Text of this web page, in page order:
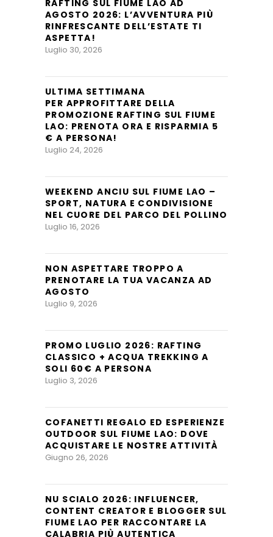
RAFTING SUL FIUME LAO AD
AGOSTO 2026: L’AVVENTURA PIÙ
RINFRESCANTE DELL’ESTATE TI
ASPETTA!
Luglio 30, 2026
ULTIMA SETTIMANA
PER APPROFITTARE DELLA
PROMOZIONE RAFTING SUL FIUME
LAO: PRENOTA ORA E RISPARMIA 5
€ A PERSONA!
Luglio 24, 2026
WEEKEND ANCIU SUL FIUME LAO –
SPORT, NATURA E CONDIVISIONE
NEL CUORE DEL PARCO DEL POLLINO
Luglio 16, 2026
NON ASPETTARE TROPPO A
PRENOTARE LA TUA VACANZA AD
AGOSTO
Luglio 9, 2026
PROMO LUGLIO 2026: RAFTING
CLASSICO + ACQUA TREKKING A
SOLI 60€ A PERSONA
Luglio 3, 2026
COFANETTI REGALO ED ESPERIENZE
OUTDOOR SUL FIUME LAO: DOVE
ACQUISTARE LE NOSTRE ATTIVITÀ
Giugno 26, 2026
NU SCIALO 2026: INFLUENCER,
CONTENT CREATOR E BLOGGER SUL
FIUME LAO PER RACCONTARE LA
CALABRIA PIÙ AUTENTICA